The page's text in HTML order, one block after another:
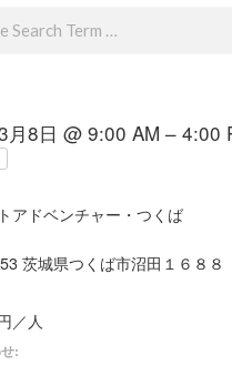
月8日 @ 9:00 AM – 4:00
アドベンチャー・つくば
茨城県つくば市沼田１６８８
／人
: